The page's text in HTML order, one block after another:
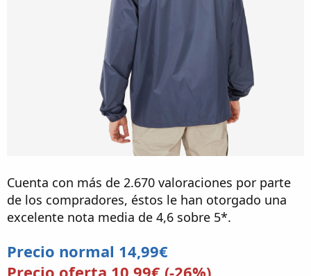
Cuenta con más de 2.670 valoraciones por parte
de los compradores, éstos le han otorgado una
excelente nota media de 4,6 sobre 5*.
Precio normal 14,99€
Precio oferta 10,99€ (-26%)